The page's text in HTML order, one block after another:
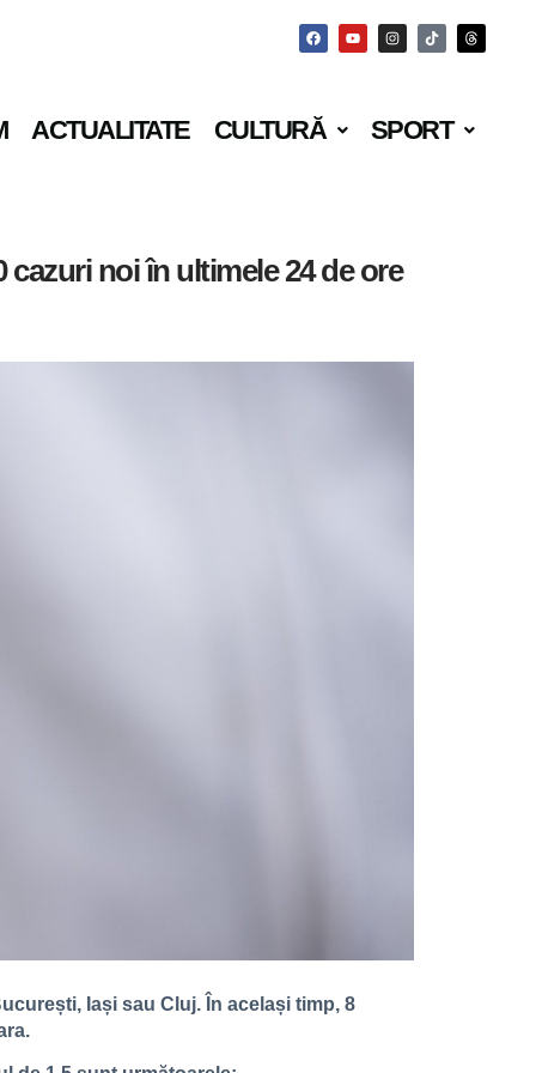
ACTUALITATE CULTURĂ SPORT
cazuri noi în ultimele 24 de ore
Iași sau Cluj. În același timp, 8